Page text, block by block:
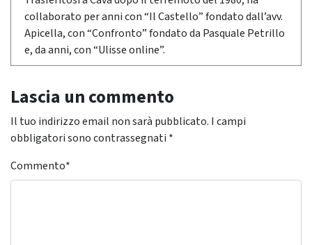
collaborato per anni con “Il Castello” fondato dall’avv.
Apicella, con “Confronto” fondato da Pasquale Petrillo
e, da anni, con “Ulisse online”.
Lascia un commento
Il tuo indirizzo email non sarà pubblicato. I campi
obbligatori sono contrassegnati *
Commento*